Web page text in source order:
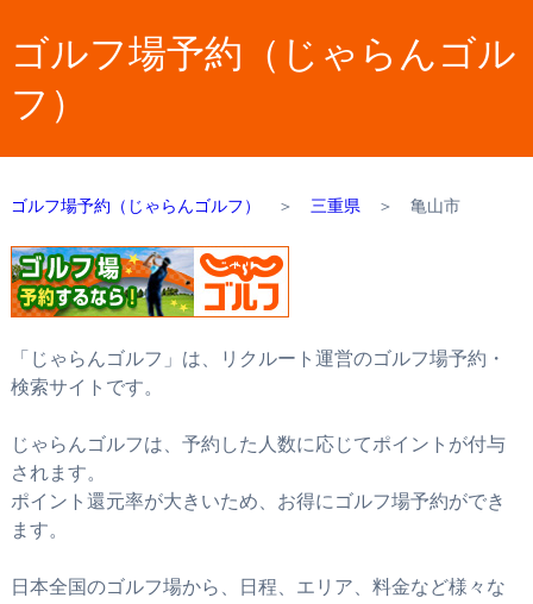
ゴルフ場予約（じゃらんゴル
フ）
ゴルフ場予約（じゃらんゴルフ） ＞ 三重県 ＞ 亀山市
「じゃらんゴルフ」は、リクルート運営のゴルフ場予約・
検索サイトです。
じゃらんゴルフは、予約した人数に応じてポイントが付与
されます。
ポイント還元率が大きいため、お得にゴルフ場予約ができ
ます。
日本全国のゴルフ場から、日程、エリア、料金など様々な